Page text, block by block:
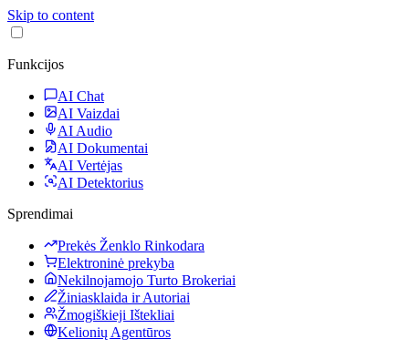
Skip to content
Funkcijos
AI Chat
AI Vaizdai
AI Audio
AI Dokumentai
AI Vertėjas
AI Detektorius
Sprendimai
Prekės Ženklo Rinkodara
Elektroninė prekyba
Nekilnojamojo Turto Brokeriai
Žiniasklaida ir Autoriai
Žmogiškieji Ištekliai
Kelionių Agentūros